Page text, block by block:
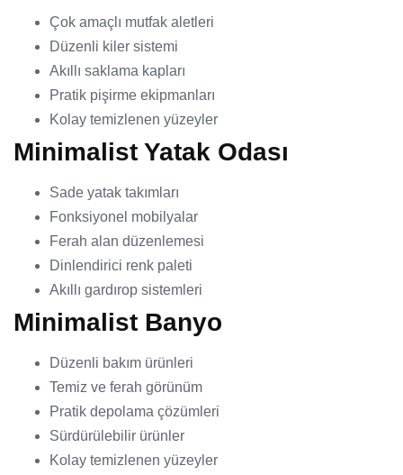
Çok amaçlı mutfak aletleri
Düzenli kiler sistemi
Akıllı saklama kapları
Pratik pişirme ekipmanları
Kolay temizlenen yüzeyler
Minimalist Yatak Odası
Sade yatak takımları
Fonksiyonel mobilyalar
Ferah alan düzenlemesi
Dinlendirici renk paleti
Akıllı gardırop sistemleri
Minimalist Banyo
Düzenli bakım ürünleri
Temiz ve ferah görünüm
Pratik depolama çözümleri
Sürdürülebilir ürünler
Kolay temizlenen yüzeyler